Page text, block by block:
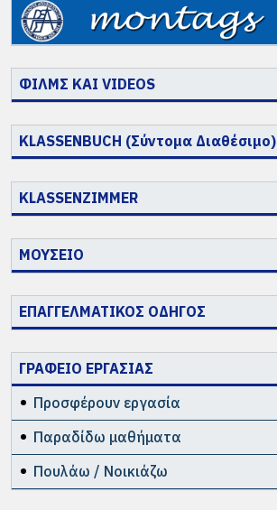
ΦΙΛΜΣ ΚΑΙ VIDEOS
KLASSENBUCH (Σύντομα Διαθέσιμο)
KLASSENZIMMER
ΜΟΥΣΕΙΟ
ΕΠΑΓΓΕΛΜΑΤΙΚΟΣ ΟΔΗΓΟΣ
ΓΡΑΦΕΙΟ ΕΡΓΑΣΙΑΣ
Προσφέρουν εργασία
Παραδίδω μαθήματα
Πουλάω / Νοικιάζω